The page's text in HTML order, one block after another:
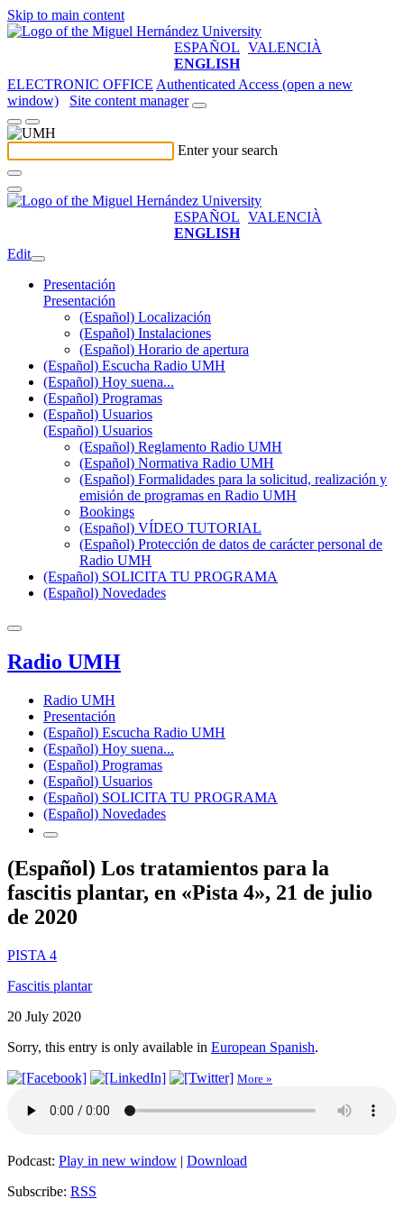
Skip to main content
ESPAÑOL VALENCIÀ
ENGLISH
ELECTRONIC OFFICE Authenticated Access (open a new
window)
Site content manager
Enter your search
ESPAÑOL VALENCIÀ
ENGLISH
Edit
Presentación
Presentación
(Español) Localización
(Español) Instalaciones
(Español) Horario de apertura
(Español) Escucha Radio UMH
(Español) Hoy suena...
(Español) Programas
(Español) Usuarios
(Español) Usuarios
(Español) Reglamento Radio UMH
(Español) Normativa Radio UMH
(Español) Formalidades para la solicitud, realización y
emisión de programas en Radio UMH
Bookings
(Español) VÍDEO TUTORIAL
(Español) Protección de datos de carácter personal de
Radio UMH
(Español) SOLICITA TU PROGRAMA
(Español) Novedades
Radio UMH
Radio UMH
Presentación
(Español) Escucha Radio UMH
(Español) Hoy suena...
(Español) Programas
(Español) Usuarios
(Español) SOLICITA TU PROGRAMA
(Español) Novedades
(Español) Los tratamientos para la
fascitis plantar, en «Pista 4», 21 de julio
de 2020
PISTA 4
Fascitis plantar
20 July 2020
Sorry, this entry is only available in European Spanish.
More »
Podcast: Play in new window | Download
Subscribe: RSS